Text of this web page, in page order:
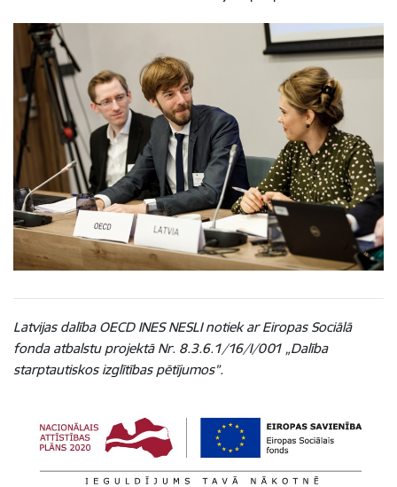
Latvijas dalība OECD INES NESLI notiek ar Eiropas Sociālā
fonda atbalstu projektā Nr. 8.3.6.1/16/I/001 „Dalība
starptautiskos izglītības pētījumos”.